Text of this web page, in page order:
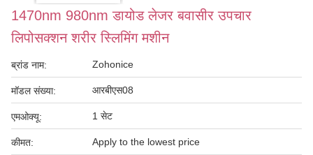
1470nm 980nm डायोड लेजर बवासीर उपचार
लिपोसक्शन शरीर स्लिमिंग मशीन
ब्रांड नाम: Zohonice
मॉडल संख्या: आरबीएस08
एमओक्यू: 1 सेट
कीमत: Apply to the lowest price